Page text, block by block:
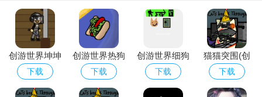
3、随着游戏的深入，玩家可以解锁更高难度的模式，享受更
加激烈的游戏体验。
猫猫突围创游世界玩家必备：创意沙盒与模拟经营手
游精选
软件名称 核心优势（一句话推荐）
创游世界坤坤
突围卡机密文
件下载
下载
创游世界热狗
玛传奇下载
2026官方正版
下载
创游世界细狗
突围游戏
下载
猫猫突围(创
游世界)游戏
安卓手机版
下载